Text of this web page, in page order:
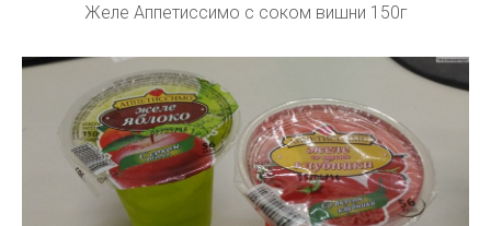
Желе Аппетиссимо с соком вишни 150г